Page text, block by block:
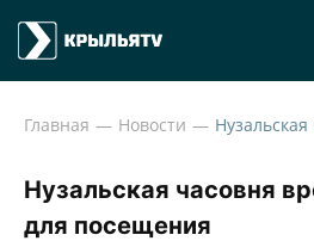
Главная Новости
Нузальская часовня
для посещения